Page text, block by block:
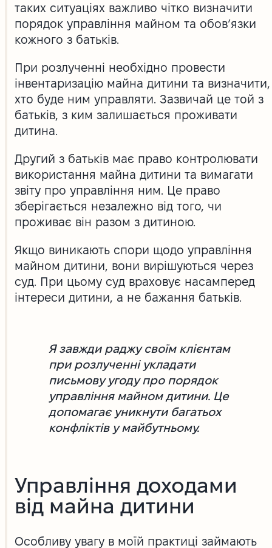
таких ситуаціях важливо чітко визначити
порядок управління майном та обов’язки
кожного з батьків.
При розлученні необхідно провести
інвентаризацію майна дитини та визначити,
хто буде ним управляти. Зазвичай це той з
батьків, з ким залишається проживати
дитина.
Другий з батьків має право контролювати
використання майна дитини та вимагати
звіту про управління ним. Це право
зберігається незалежно від того, чи
проживає він разом з дитиною.
Якщо виникають спори щодо управління
майном дитини, вони вирішуються через
суд. При цьому суд враховує насамперед
інтереси дитини, а не бажання батьків.
Я завжди раджу своїм клієнтам
при розлученні укладати
письмову угоду про порядок
управління майном дитини. Це
допомагає уникнути багатьох
конфліктів у майбутньому.
Управління доходами
від майна дитини
Особливу увагу в моїй практиці займають